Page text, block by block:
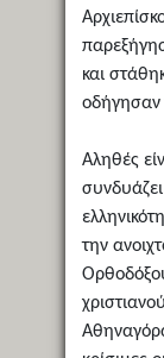
και
οδήγησαν
Αληθές
την